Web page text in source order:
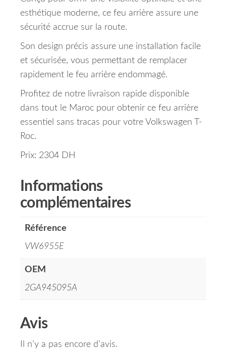
esthétique moderne, ce feu arrière assure une
sécurité accrue sur la route.
Son design précis assure une installation facile
et sécurisée, vous permettant de remplacer
rapidement le feu arrière endommagé.
Profitez de notre livraison rapide disponible
dans tout le Maroc pour obtenir ce feu arrière
essentiel sans tracas pour votre Volkswagen T-
Roc.
Prix: 2304 DH
Informations
complémentaires
Référence
VW6955E
OEM
2GA945095A
Avis
Il n’y a pas encore d’avis.